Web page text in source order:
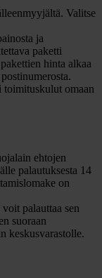
Valitse
ja
paketti
hinta alkaa
toimituskulut omaan
ehtojen
palautuksesta 14
on
palauttaa sen
suoraan
keskusvarastolle.